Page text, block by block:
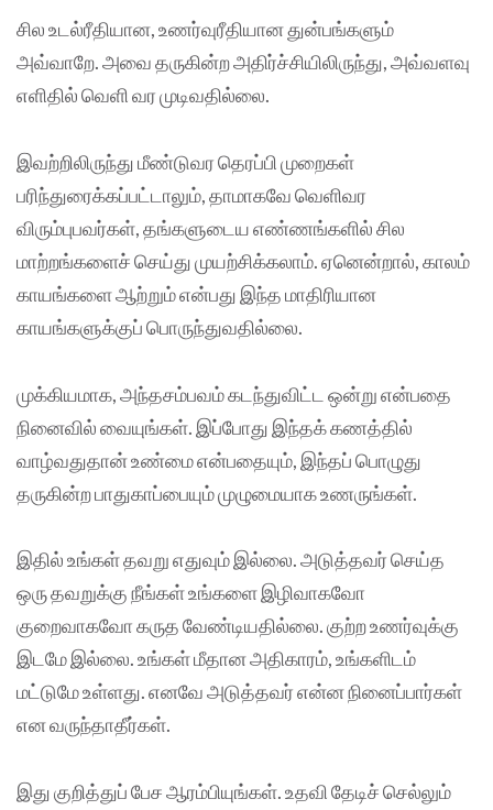
சில உடல்ரீதியான, உணர்வுரீதியான துன்பங்களும்
அவ்வாறே. அவை தருகின்ற அதிர்ச்சியிலிருந்து, அவ்வளவு
எளிதில் வெளி வர முடிவதில்லை.
இவற்றிலிருந்து மீண்டுவர தெரப்பி முறைகள்
பரிந்துரைக்கப்பட்டாலும், தாமாகவே வெளிவர
விரும்புபவர்கள், தங்களுடைய எண்ணங்களில் சில
மாற்றங்களைச் செய்து முயற்சிக்கலாம். ஏனென்றால், காலம்
காயங்களை ஆற்றும் என்பது இந்த மாதிரியான
காயங்களுக்குப் பொருந்துவதில்லை.
முக்கியமாக, அந்தசம்பவம் கடந்துவிட்ட ஒன்று என்பதை
நினைவில் வையுங்கள். இப்போது இந்தக் கணத்தில்
வாழ்வதுதான் உண்மை என்பதையும், இந்தப் பொழுது
தருகின்ற பாதுகாப்பையும் முழுமையாக உணருங்கள்.
இதில் உங்கள் தவறு எதுவும் இல்லை. அடுத்தவர் செய்த
ஒரு தவறுக்கு நீங்கள் உங்களை இழிவாகவோ
குறைவாகவோ கருத வேண்டியதில்லை. குற்ற உணர்வுக்கு
இடமே இல்லை. உங்கள் மீதான அதிகாரம், உங்களிடம்
மட்டுமே உள்ளது. எனவே அடுத்தவர் என்ன நினைப்பார்கள்
என வருந்தாதீர்கள்.
இது குறித்துப் பேச ஆரம்பியுங்கள். உதவி தேடிச் செல்லும்